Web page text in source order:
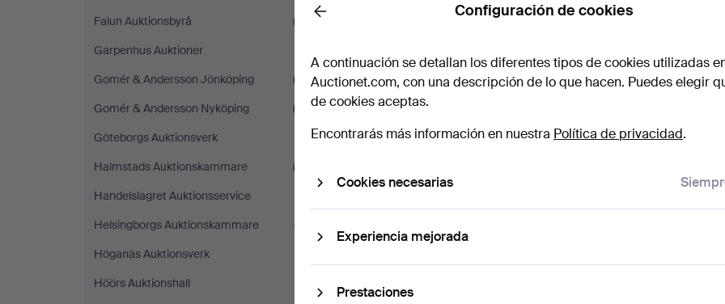
Falun Auktionsbyrå
(2)
Garpenhus Auktioner
Gomér & Andersson Jönköping
(2)
Gomér & Andersson Nyköping
(2)
Göteborgs Auktionsverk
Halmstads Auktionskammare
(3)
Handelslagret Auktionsservice
Helsingborgs Auktionskammare
(7)
Höganäs Auktionsverk
Höörs Auktionshall
Back Configuración de cookies
A continuación se detallan los diferentes tipos de cookies utilizadas
Auctionet.com, con una descripción de lo que hacen. Puedes elegir
de cookies aceptas.
Encontrarás más información en nuestra Política de privacidad.
Cookies necesarias
Experiencia mejorada
Prestaciones